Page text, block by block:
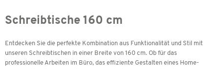
Schreibtische 160 cm
Entdecken Sie die perfekte Kombination aus Funktionalität und Stil mit
unseren Schreibtischen in einer Breite von 160 cm. Ob für das
professionelle Arbeiten im Büro, das effiziente Gestalten eines Home-